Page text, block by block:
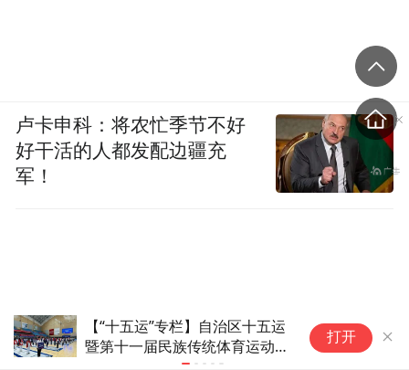
中国-中亚国家摔跤精英赛：东道主首日夺
5金
打开
卢卡申科：将农忙季节不好
好干活的人都发配边疆充
军！